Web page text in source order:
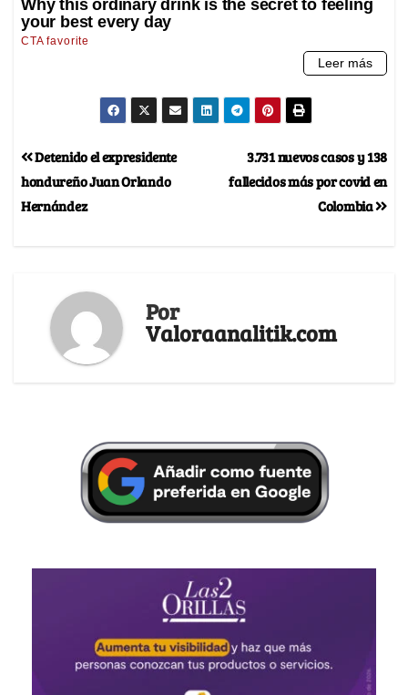
3.731 nuevos casos y 138
fallecidos más por covid en
Colombia
Detenido el expresidente
hondureño Juan Orlando
Hernández
Por
Valoraanalitik.com